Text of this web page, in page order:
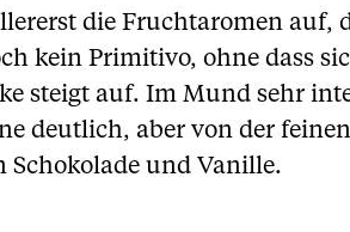
die Fruchtaromen auf,
kein Primitivo, ohne dass
steigt auf. Im Mund sehr
deutlich, aber von der
Schokolade und Vanille.